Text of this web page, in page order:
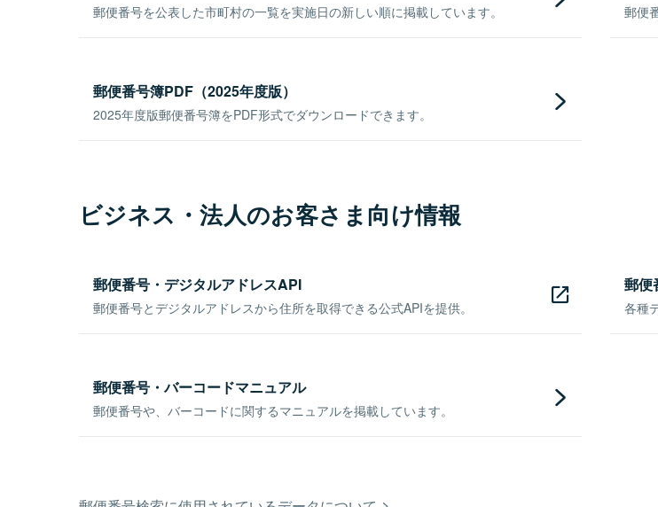
郵便番号を公表した市町村の一覧を実施日の新しい順に掲載しています。 郵便
郵便番号簿PDF（2025年度版）
2025年度版郵便番号簿をPDF形式でダウンロードできます。
ビジネス・法人のお客さま向け情報
郵便番号・デジタルアドレスAPI
郵便番号とデジタルアドレスから住所を取得できる公式APIを提供。
郵便
各種
郵便番号・バーコードマニュアル
郵便番号や、バーコードに関するマニュアルを掲載しています。